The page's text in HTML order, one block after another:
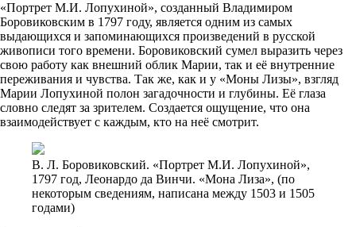
«Портрет М.И. Лопухиной», созданный Владимиром
Боровиковским в 1797 году, является одним из самых
выдающихся и запоминающихся произведений в русской
живописи того времени. Боровиковский сумел выразить через
свою работу как внешний облик Марии, так и её внутренние
переживания и чувства. Так же, как и у «Моны Лизы», взгляд
Марии Лопухиной полон загадочности и глубины. Её глаза
словно следят за зрителем. Создается ощущение, что она
взаимодействует с каждым, кто на неё смотрит.
В. Л. Боровиковский. «Портрет М.И. Лопухиной»,
1797 год, Леонардо да Винчи. «Мона Лиза», (по
некоторым сведениям, написана между 1503 и 1505
годами)